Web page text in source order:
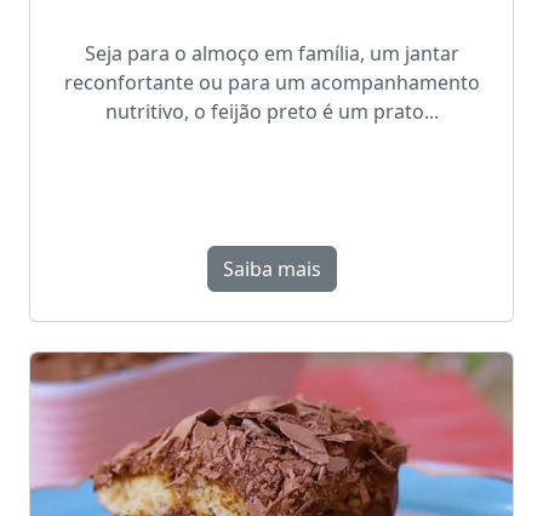
Seja para o almoço em família, um jantar
reconfortante ou para um acompanhamento
nutritivo, o feijão preto é um prato...
Saiba mais